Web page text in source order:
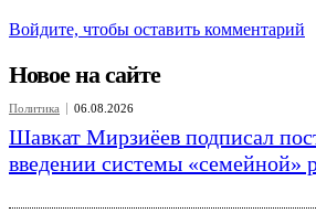
Войдите, чтобы оставить комментарий
Новое на сайте
Политика 06.08.2026
Шавкат Мирзиёев подписал
введении системы «семейной»